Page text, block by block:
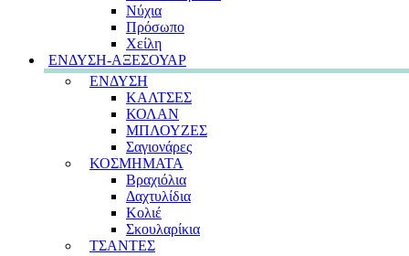
Νύχια
Πρόσωπο
Χείλη
ΕΝΔΥΣΗ-ΑΞΕΣΟΥΑΡ
ΕΝΔΥΣΗ
ΚΑΛΤΣΕΣ
ΚΟΛΑΝ
ΜΠΛΟΥΖΕΣ
Σαγιονάρες
ΚΟΣΜΗΜΑΤΑ
Βραχιόλια
Δαχτυλίδια
Κολιέ
Σκουλαρίκια
ΤΣΑΝΤΕΣ